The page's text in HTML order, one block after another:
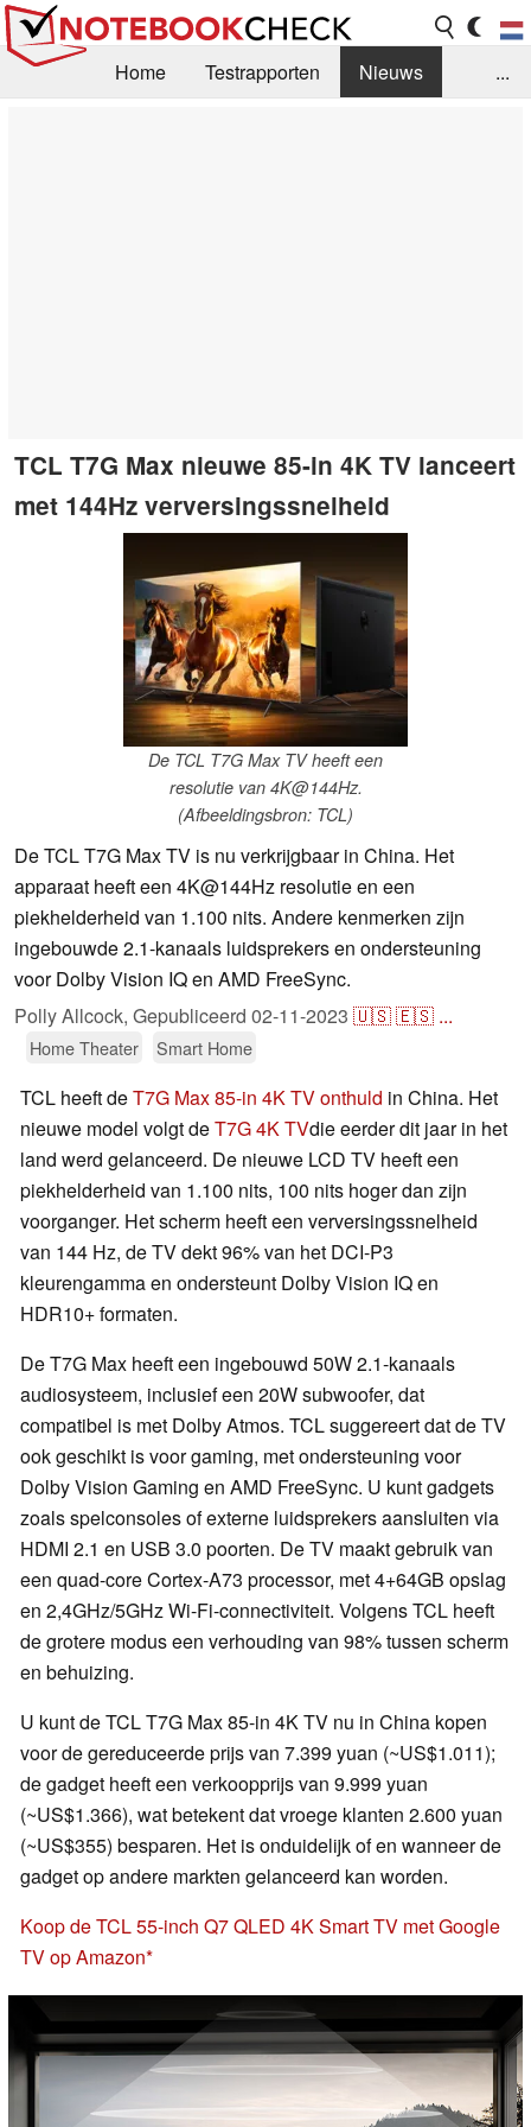
Home Testrapporten
Nieuws
...
TCL T7G Max nieuwe 85-in 4K TV lanceert
met 144Hz verversingssnelheid
De TCL T7G Max TV heeft een
resolutie van 4K@144Hz.
(Afbeeldingsbron: TCL)
De TCL T7G Max TV is nu verkrijgbaar in China. Het
apparaat heeft een 4K@144Hz resolutie en een
piekhelderheid van 1.100 nits. Andere kenmerken zijn
ingebouwde 2.1-kanaals luidsprekers en ondersteuning
voor Dolby Vision IQ en AMD FreeSync.
Polly Allcock, Gepubliceerd 02-11-2023 🇺🇸🇪🇸 ...
Home Theater Smart Home
TCL heeft deT7G Max 85-in 4K TV onthuld in China. Het
nieuwe model volgt deT7G 4K TVdie eerder dit jaar in het
land werd gelanceerd. De nieuwe LCD TV heeft een
piekhelderheid van 1.100 nits, 100 nits hoger dan zijn
voorganger. Het scherm heeft een verversingssnelheid
van 144 Hz, de TV dekt 96% van het DCI-P3
kleurengamma en ondersteunt Dolby Vision IQ en
HDR10+ formaten.
De T7G Max heeft een ingebouwd 50W 2.1-kanaals
audiosysteem, inclusief een 20W subwoofer, dat
compatibel is met Dolby Atmos. TCL suggereert dat de TV
ook geschikt is voor gaming, met ondersteuning voor
Dolby Vision Gaming en AMD FreeSync. U kunt gadgets
zoals spelconsoles of externe luidsprekers aansluiten via
HDMI 2.1 en USB 3.0 poorten. De TV maakt gebruik van
een quad-core Cortex-A73 processor, met 4+64GB opslag
en 2,4GHz/5GHz Wi-Fi-connectiviteit. Volgens TCL heeft
de grotere modus een verhouding van 98% tussen scherm
en behuizing.
U kunt de TCL T7G Max 85-in 4K TV nu in China kopen
voor de gereduceerde prijs van 7.399 yuan (~US$1.011);
de gadget heeft een verkoopprijs van 9.999 yuan
(~US$1.366), wat betekent dat vroege klanten 2.600 yuan
(~US$355) besparen. Het is onduidelijk of en wanneer de
gadget op andere markten gelanceerd kan worden.
Koop de TCL 55-inch Q7 QLED 4K Smart TV met Google
TV op Amazon